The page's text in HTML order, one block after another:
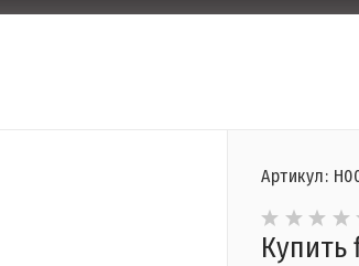
Артикул:
Купить